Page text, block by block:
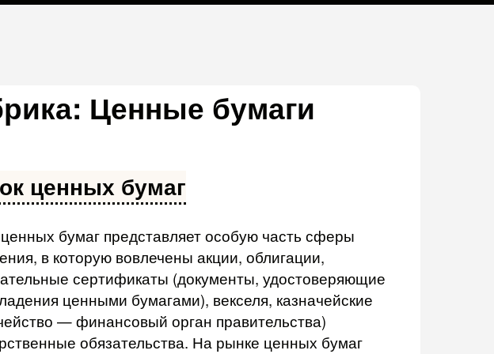
Ценные бумаги
ценных бумаг
бумаг представляет особую часть сферы
в которую вовлечены акции, облигации,
сертификаты (доку­менты, удостоверяющие
ценными бумагами), век­селя, казначейские
— финансовый орган прави­тельства)
обязательства. На рынке ценных бумаг